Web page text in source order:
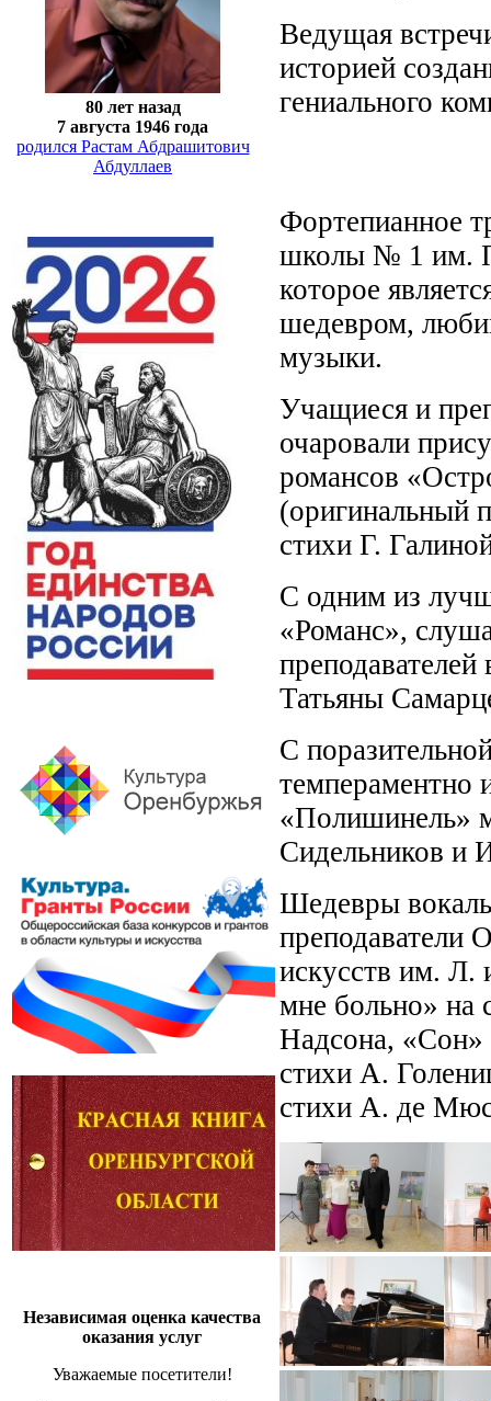
80 лет назад
7 августа 1946 года
родился Растам Абдрашитович
Абдуллаев
Независимая оценка качества
оказания услуг
Уважаемые посетители!
Ведущая
историей
гениального
Фортепианное
школы № 1 им.
которое
шедевром,
музыки.
Учащиеся и
очаровали
романсов
(оригинальный
стихи Г.
С одним из
«Романс»,
Татьяны
С
темпераментно
«Полишинель»
Сидельников и
Шедевры
преподаватели
искусств им. Л.
мне больно» на
Надсона,
стихи А.
стихи А. де